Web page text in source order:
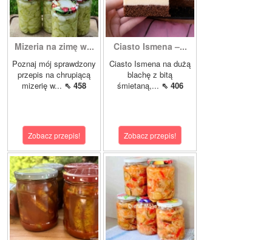
Mizeria na zimę w...
Poznaj mój sprawdzony
przepis na chrupiącą
mizerię w... ⇖ 458
Zobacz przepis!
Ciasto Ismena –...
Ciasto Ismena na dużą
blachę z bitą
śmietaną,... ⇖ 406
Zobacz przepis!